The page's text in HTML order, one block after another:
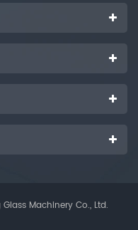
Machinery Co., Ltd.